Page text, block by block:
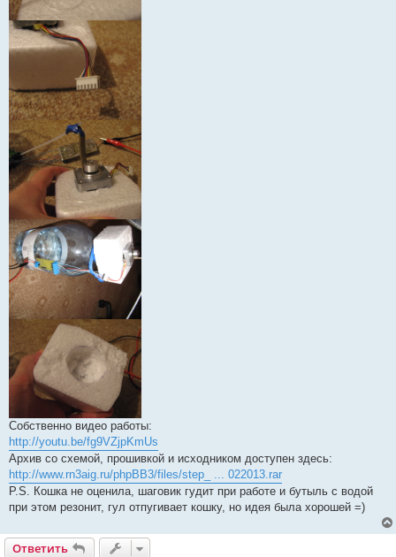
Собственно видео работы:
http://youtu.be/fg9VZjpKmUs
Архив со схемой, прошивкой и исходником доступен здесь:
http://www.rn3aig.ru/phpBB3/files/step_ ... 022013.rar
P.S. Кошка не оценила, шаговик гудит при работе и бутыль с водой
при этом резонит, гул отпугивает кошку, но идея была хорошей =)
Ответить